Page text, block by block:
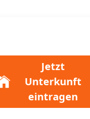
Jetzt
Unterkunft
eintragen